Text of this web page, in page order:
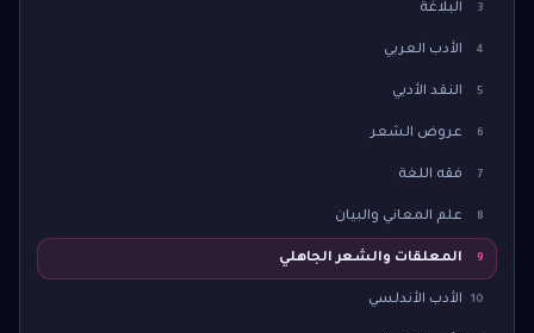
3 البلاغة
4 الأدب العربي
5 النقد الأدبي
6 عروض الشعر
7 فقه اللغة
8 علم المعاني والبيان
9 المعلقات والشعر الجاهلي
10 الأدب الأندلسي